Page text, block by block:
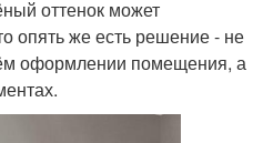
оттенок может
опять же есть решение - не
оформлении помещения, а